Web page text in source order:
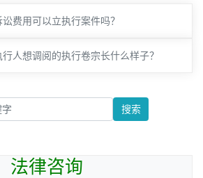
费用可以立执行案件吗？
行人想调阅的执行卷宗长什么样子？
搜索
法律咨询